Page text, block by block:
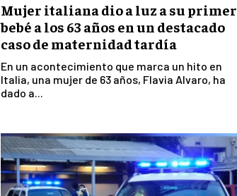
Mujer italiana dio a luz a su primer
bebé a los 63 años en un destacado
caso de maternidad tardía
En un acontecimiento que marca un hito en
Italia, una mujer de 63 años, Flavia Alvaro, ha
dado a...